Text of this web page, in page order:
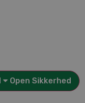
Open Sikkerhed